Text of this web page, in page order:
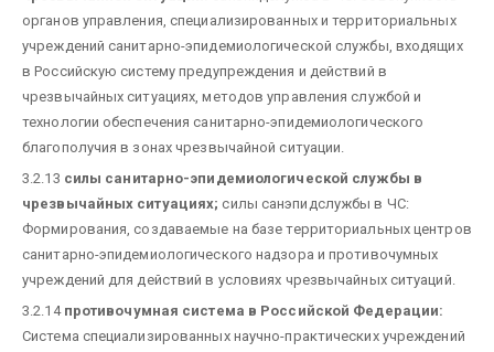
органов управления, специализированных и территориальных
учреждений санитарно-эпидемиологической службы, входящих
в Российскую систему предупреждения и действий в
чрезвычайных ситуациях, методов управления службой и
технологии обеспечения санитарно-эпидемиологического
благополучия в зонах чрезвычайной ситуации.
3.2.13 силы санитарно-эпидемиологической службы в
чрезвычайных ситуациях; силы санэпидслужбы в ЧС:
Формирования, создаваемые на базе территориальных центров
санитарно-эпидемиологического надзора и противочумных
учреждений для действий в условиях чрезвычайных ситуаций.
3.2.14противочумная система в Российской Федерации:
Система специализированных научно-практических учреждений